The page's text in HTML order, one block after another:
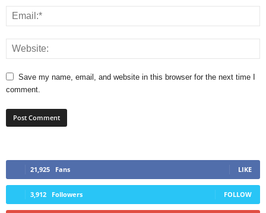
Save my name, email, and website in this browser for the next time I
comment.
21,925 Fans LIKE
3,912 Followers FOLLOW